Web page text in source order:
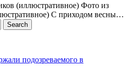
(иллюстративное) Фото из
С приходом весны…
подозреваемого в